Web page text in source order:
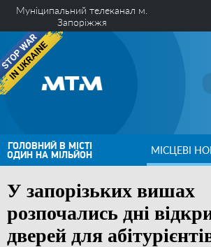
Муніципальний телеканал м.
Запоріжжя
ГОЛОВНИЙ В МІСТІ
ОДИН НА МІЛЬЙОН МІСЦЕВІ
У запорізьких вишах
розпочались дні
дверей для